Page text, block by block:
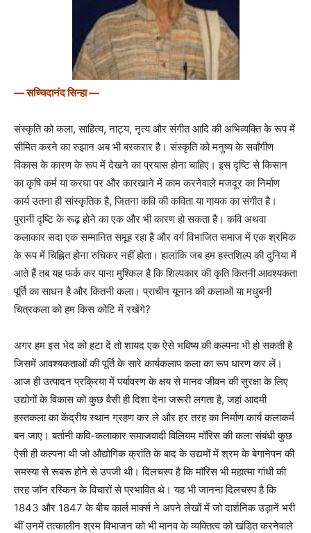
— सच्चिदानंद सिन्हा —
संस्कृति को कला, साहित्य, नाट्य, नृत्य और संगीत आदि की अभिव्यक्ति के रूप में
सीमित करने का रुझान अब भी बरकरार है। संस्कृति को मनुष्य के सर्वांगीण
विकास के कारण के रूप में देखने का प्रयास होना चाहिए। इस दृष्टि से किसान
का कृषि कर्म या करघा पर और कारखाने में काम करनेवाले मजदूर का निर्माण
कार्य उतना ही सांस्कृतिक है, जितना कवि की कविता या गायक का संगीत है।
पुरानी दृष्टि के रूढ़ होने का एक और भी कारण हो सकता है। कवि अथवा
कलाकार सदा एक सम्मानित समूह रहा है और वर्ग विभाजित समाज में एक श्रमिक
के रूप में चिह्नित होना रुचिकर नहीं होता। हालांकि जब हम हस्तशिल्प की दुनिया में
आते हैं तब यह फर्क कर पाना मुश्किल है कि शिल्पकार की कृति कितनी आवश्यकता
पूर्ति का साधन है और कितनी कला। प्राचीन यूनान की कलाओं या मधुबनी
चित्रकला को हम किस कोटि में रखेंगे?
अगर हम इस भेद को हटा दें तो शायद एक ऐसे भविष्य की कल्पना भी हो सकती है
जिसमें आवश्यकताओं की पूर्ति के सारे कार्यकलाप कला का रूप धारण कर लें।
आज ही उत्पादन प्रक्रिया में पर्यावरण के क्षय से मानव जीवन की सुरक्षा के लिए
उद्योगों के विकास को कुछ वैसी ही दिशा देना जरूरी लगता है, जहां आदमी
हस्तकला का केंद्रीय स्थान ग्रहण कर ले और हर तरह का निर्माण कार्य कलाकर्म
बन जाए। बर्तानी कवि-कलाकार समाजवादी विलियम मॉरिस की कला संबंधी कुछ
ऐसी ही कल्पना थी जो औद्योगिक क्रांति के बाद के उद्यमों में श्रम के बेगानेपन की
समस्या से रूबरू होने से उपजी थी। दिलचस्प है कि मॉरिस भी महात्मा गांधी की
तरह जॉन रस्किन के विचारों से प्रभावित थे। यह भी जानना दिलचस्प है कि
1843 और 1847 के बीच कार्ल मार्क्स ने अपने लेखों में जो दार्शनिक उड़ानें भरी
थीं उनमें तत्कालीन श्रम विभाजन को भी मानव के व्यक्तित्व को खंडित करनेवाले